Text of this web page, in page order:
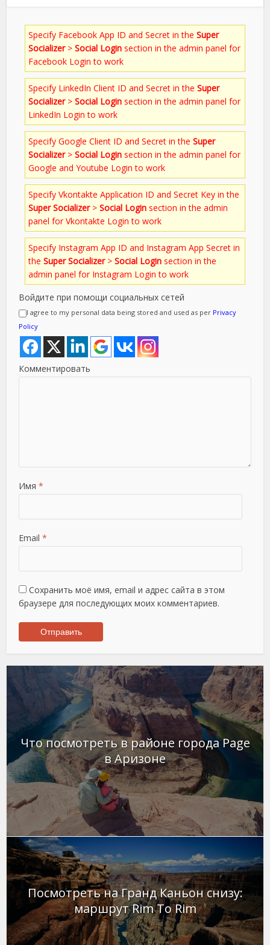
Specify Facebook App ID and Secret in theSuper
Socializer>Social Login section in the admin panel for
Facebook Login to work
Specify LinkedIn Client ID and Secret in theSuper
Socializer>Social Login section in the admin panel for
LinkedIn Login to work
Specify Google Client ID and Secret in theSuper
Socializer>Social Login section in the admin panel for
Google and Youtube Login to work
Specify Vkontakte Application ID and Secret Key in the
Super Socializer>Social Login section in the admin
panel for Vkontakte Login to work
Specify Instagram App ID and Instagram App Secret in
theSuper Socializer>Social Login section in the
admin panel for Instagram Login to work
Войдите при помощи социальных сетей
I agree to my personal data being stored and used as per Privacy
Policy
Комментировать
Имя *
Email *
Сохранить моё имя, email и адрес сайта в этом
браузере для последующих моих комментариев.
Что посмотреть в районе города Page
в Аризоне
Посмотреть на Гранд Каньон снизу:
маршрут Rim To Rim